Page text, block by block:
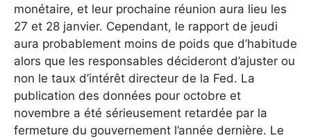
monétaire, et leur prochaine réunion aura lieu les
27 et 28 janvier. Cependant, le rapport de jeudi
aura probablement moins de poids que d’habitude
alors que les responsables décideront d’ajuster ou
non le taux d’intérêt directeur de la Fed. La
publication des données pour octobre et
novembre a été sérieusement retardée par la
fermeture du gouvernement l’année dernière. Le